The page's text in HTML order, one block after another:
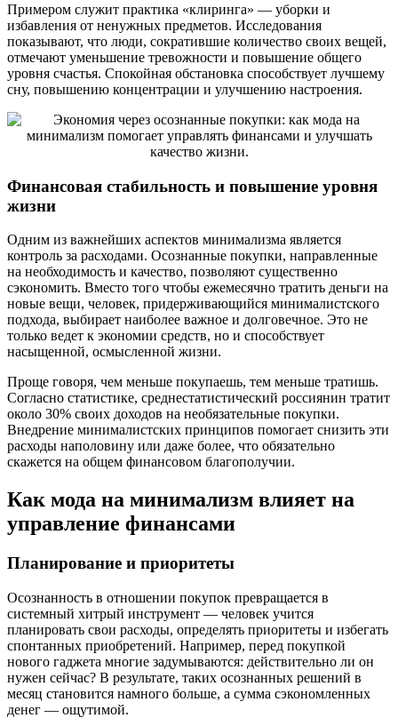
Примером служит практика «клиринга» — уборки и
избавления от ненужных предметов. Исследования
показывают, что люди, сократившие количество своих вещей,
отмечают уменьшение тревожности и повышение общего
уровня счастья. Спокойная обстановка способствует лучшему
сну, повышению концентрации и улучшению настроения.
Финансовая стабильность и повышение уровня
жизни
Одним из важнейших аспектов минимализма является
контроль за расходами. Осознанные покупки, направленные
на необходимость и качество, позволяют существенно
сэкономить. Вместо того чтобы ежемесячно тратить деньги на
новые вещи, человек, придерживающийся минималистского
подхода, выбирает наиболее важное и долговечное. Это не
только ведет к экономии средств, но и способствует
насыщенной, осмысленной жизни.
Проще говоря, чем меньше покупаешь, тем меньше тратишь.
Согласно статистике, среднестатистический россиянин тратит
около 30% своих доходов на необязательные покупки.
Внедрение минималистских принципов помогает снизить эти
расходы наполовину или даже более, что обязательно
скажется на общем финансовом благополучии.
Как мода на минимализм влияет на
управление финансами
Планирование и приоритеты
Осознанность в отношении покупок превращается в
системный хитрый инструмент — человек учится
планировать свои расходы, определять приоритеты и избегать
спонтанных приобретений. Например, перед покупкой
нового гаджета многие задумываются: действительно ли он
нужен сейчас? В результате, таких осознанных решений в
месяц становится намного больше, а сумма сэкономленных
денег — ощутимой.